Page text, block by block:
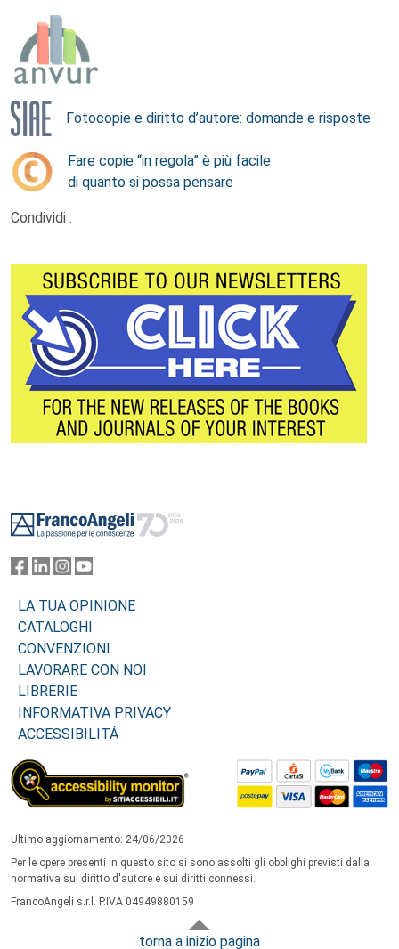
Fotocopie e diritto d’autore: domande e risposte
Fare copie “in regola” è più facile
di quanto si possa pensare
Condividi :
LA TUA OPINIONE
CATALOGHI
CONVENZIONI
LAVORARE CON NOI
LIBRERIE
INFORMATIVA PRIVACY
ACCESSIBILITÁ
Ultimo aggiornamento: 24/06/2026
Per le opere presenti in questo sito si sono assolti gli obblighi previsti dalla
normativa sul diritto d'autore e sui diritti connessi.
FrancoAngeli s.r.l. P.IVA 04949880159
torna a inizio pagina